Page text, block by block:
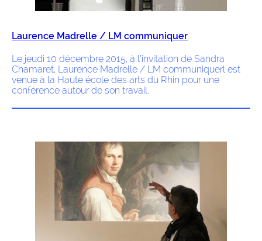
Laurence Madrelle / LM communiquer
Le jeudi 10 décembre 2015, à l’invitation de Sandra
Chamaret, Laurence Madrelle / LM communiquerl est
venue à la Haute école des arts du Rhin pour une
conférence autour de son travail.